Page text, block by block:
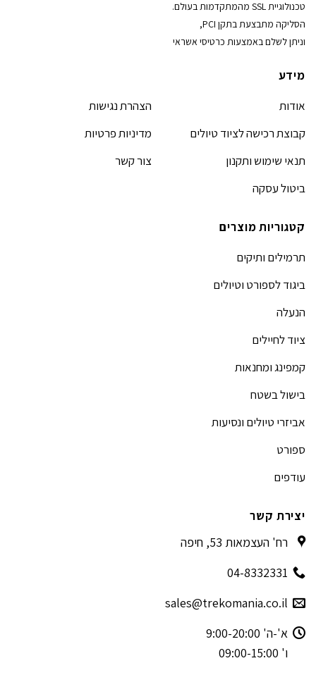
טכנולוגיית SSL מהמתקדמות בעולם.
הסליקה מתבצעת בתקן PCI,
וניתן לשלם באמצעות כרטיסי אשראי
מידע
אודות
קבוצת רכישה לציוד טיולים
תנאי שימוש ותקנון
ביטול עסקה
הצהרת נגישות
מדיניות פרטיות
צור קשר
קטגוריות מוצרים
תרמילים ותיקים
ביגוד לספורט וטיולים
הנעלה
ציוד לחיילים
קמפינג ומחנאות
בישול בשטח
אביזרי טיולים ונסיעות
ספורט
עודפים
יצירת קשר
רח' העצמאות 53, חיפה
04-8332331
sales@trekomania.co.il
א'-ה' 9:00-20:00
ו' 09:00-15:00